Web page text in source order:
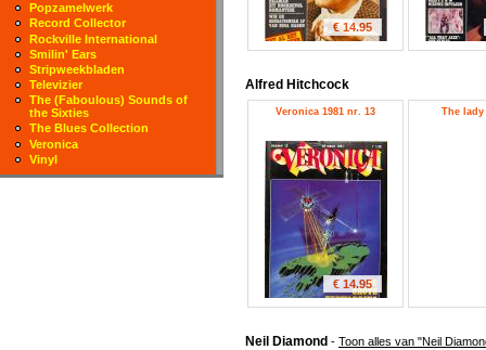
€ 14.95
Alfred Hitchcock
Veronica 1981 nr. 13
€ 14.95
The lady
Neil Diamond - Toon alles van "Neil
Popzamelwerk
Record Collector
Rockville International
Smilin' Ears
Stripweekbladen
Televizier
The (Faboulous) Sounds of
the Sixties
The Blues Collection
Veronica
Vinyl